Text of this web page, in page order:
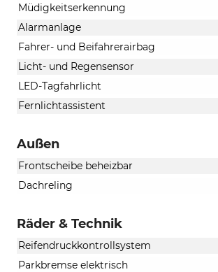
Müdigkeitserkennung
Alarmanlage
Fahrer- und Beifahrerairbag
Licht- und Regensensor
LED-Tagfahrlicht
Fernlichtassistent
Außen
Frontscheibe beheizbar
Dachreling
Räder & Technik
Reifendruckkontrollsystem
Parkbremse elektrisch